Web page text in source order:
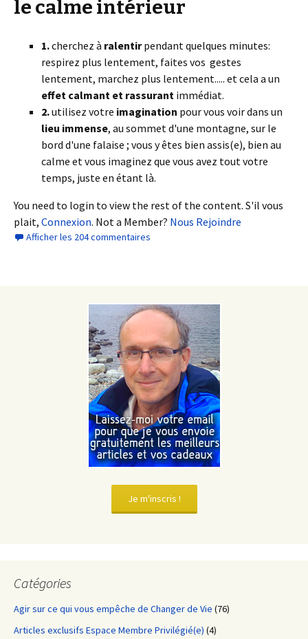
le calme intérieur
1.cherchez à ralentirpendant quelques minutes:
respirez plus lentement, faites vos gestes
lentement, marchez plus lentement..... et cela a un
effet calmant et rassurant immédiat.
2.utilisez votre imagination pour vous voir dans un
lieu immense, au sommet d'une montagne, sur le
bord d'une falaise ; vous y êtes bien assis(e), bien au
calme et vous imaginez que vous avez tout votre
temps, juste en étant là.
You need to login to view the rest of the content. S'il vous
plait, Connexion. Not a Member? Nous Rejoindre
Afficher les 204 commentaires
Je m'inscris !
Catégories
Agir sur ce qui vous empêche de Changer de Vie (76)
Articles exclusifs Espace Membre Privilégié(e) (4)